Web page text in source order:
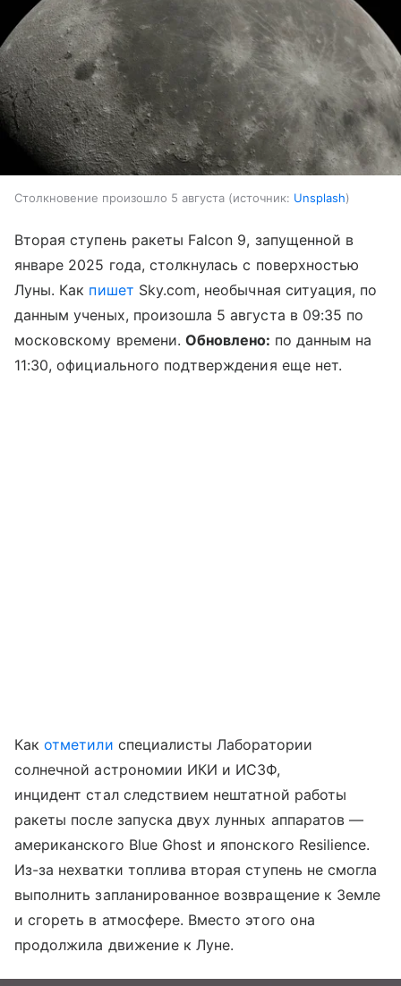
Столкновение произошло 5 августа источник: Unsplash
Вторая ступень ракеты Falcon 9, запущенной в
январе 2025 года, столкнулась с поверхностью
Луны. Как пишет Sky.com, необычная ситуация, по
данным ученых, произошла 5 августа в 09:35 по
московскому времени.Обновлено: по данным на
11:30, официального подтверждения еще нет.
Какотметили специалисты Лаборатории
солнечной астрономии ИКИ и ИСЗФ,
инцидент стал следствием нештатной работы
ракеты после запуска двух лунных аппаратов —
американского Blue Ghost и японского Resilience.
Из-за нехватки топлива вторая ступень не смогла
выполнить запланированное возвращение к Земле
и сгореть в атмосфере. Вместо этого она
продолжила движение к Луне.